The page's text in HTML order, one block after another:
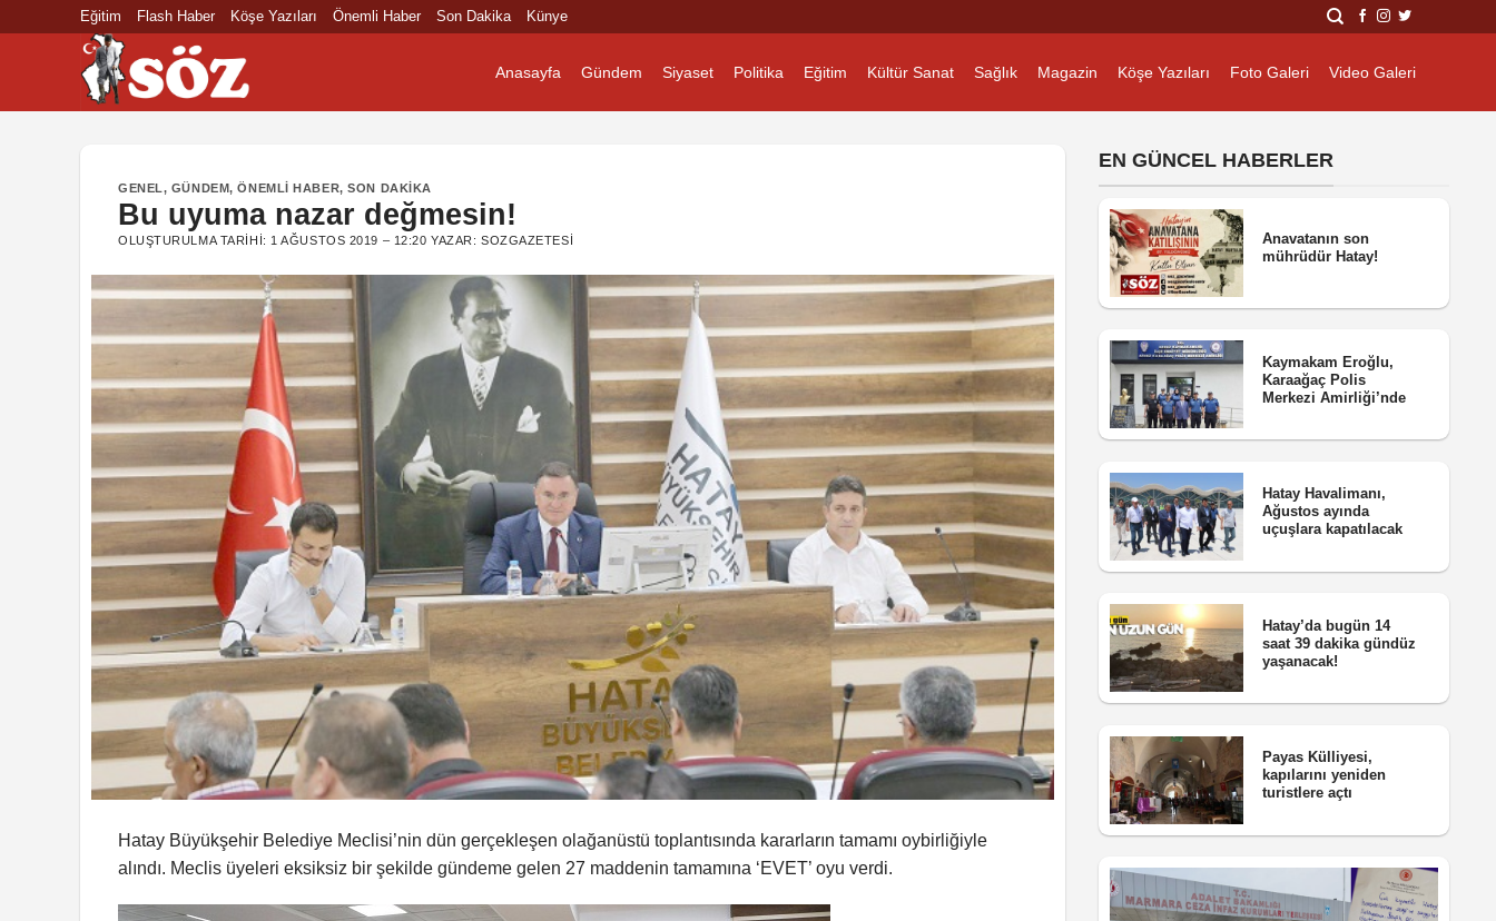
Eğitim Flash Haber Köşe Yazıları Önemli Haber Son Dakika Künye
Anasayfa Gündem Siyaset Politika Eğitim Kültür Sanat Sağlık Magazin Köşe Yazıları Foto Galeri Video Galeri
GENEL, GÜNDEM,ÖNEMLI HABER,SON DAKIKA
Bu uyuma nazar değmesin!
OLUŞTURULMA TARIHI: 1 AĞUSTOS 2019 – 12:20 YAZAR:SOZGAZETESI
Hatay Büyükşehir Belediye Meclisi’nin dün gerçekleşen olağanüstü toplantısında kararların tamamı oybirliğiyle
alındı. Meclis üyeleri eksiksiz bir şekilde gündeme gelen 27 maddenin tamamına ‘EVET’ oyu verdi.
EN GÜNCEL HABERLER
Anavatanın son
mührüdür Hatay!
Kaymakam Eroğlu,
Karaağaç Polis
Merkezi Amirliği’nde
Hatay Havalimanı,
Ağustos ayında
uçuşlara kapatılacak
Hatay’da bugün 14
saat 39 dakika gündüz
yaşanacak!
Payas Külliyesi,
kapılarını yeniden
turistlere açtı